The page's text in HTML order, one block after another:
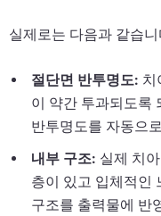
실제로는 다음과 같습니
절단면 반투명도: 치
이 약간 투과되도록
반투명도를 자동으
내부 구조: 실제 치
층이 있고 입체적인
구조를 출력물에 반